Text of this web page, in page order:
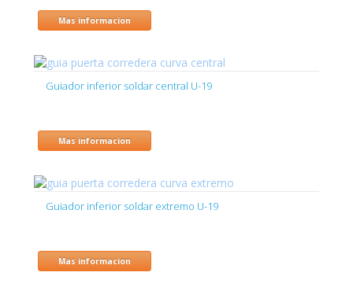
Mas informacion
Guiador inferior soldar central U-19
Mas informacion
Guiador inferior soldar extremo U-19
Mas informacion